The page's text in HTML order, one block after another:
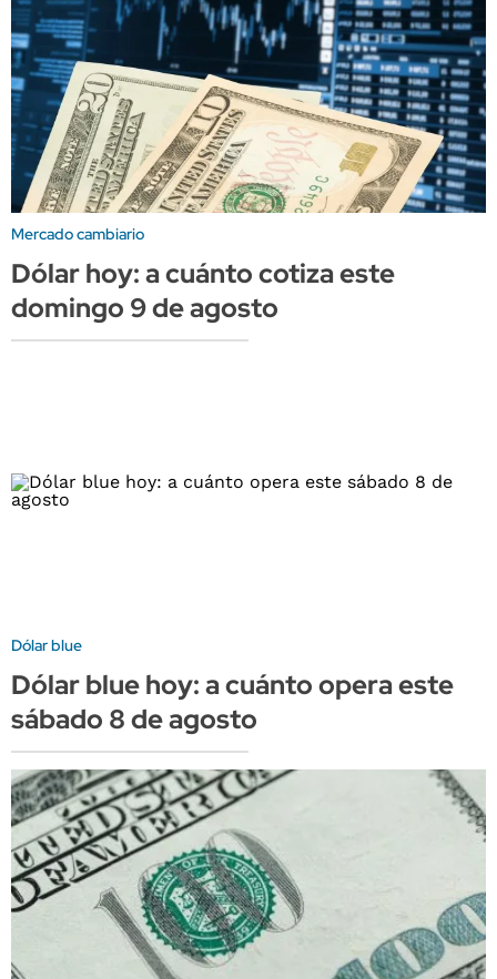
Mercado cambiario
Dólar hoy: a cuánto cotiza este
domingo 9 de agosto
Dólar blue
Dólar blue hoy: a cuánto opera este
sábado 8 de agosto